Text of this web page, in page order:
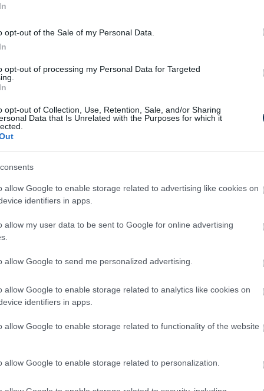
opt-out of the Sale of my Personal Data.
opt-out of processing my Personal Data for Targeted
opt-out of Collection, Use, Retention, Sale, and/or Sharing
Data that Is Unrelated with the Purposes for which it
allow Google to enable storage related to advertising like cookies on
identifiers in apps.
allow my user data to be sent to Google for online advertising
allow Google to send me personalized advertising.
allow Google to enable storage related to analytics like cookies on
identifiers in apps.
allow Google to enable storage related to functionality of the website
allow Google to enable storage related to personalization.
kezelni a rábízott vagy az
az iskola létesítményeit, felszereléseit,
alkalmazottai, tanulótársai emberi
tiszteletet tanúsítani irántuk, segíteni
ben, továbbá a házirendben
nem igazolják, a mulasztás igazolatlan.
a tanköteles tanuló első alkalommal
fel kell hívni a szülő
Ha az iskola értesítése
igazolatlanul mulaszt, az iskola a
igénybe véve megkeresi a tanuló
egy tanítási évben eléri a
az iskola a mulasztásról
hatóságot – a gyermekvédelmi
–, valamint ismételten tájékoztatja a
a tanuló szülőjének az
szakellátásban nevelkedő tanuló
egy tanítási évben eléri az ötven
iskola igazgatója haladéktalanul értesíti